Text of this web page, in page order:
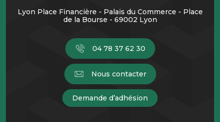
Lyon Place Financière - Palais du Commerce - Place
de la Bourse - 69002 Lyon
04 78 37 62 30
Nous contacter
Demande d’adhésion